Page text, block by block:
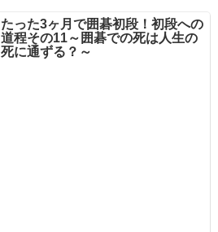
たった3ヶ月で囲碁初段！初段への
道程その11～囲碁での死は人生の
死に通ずる？～